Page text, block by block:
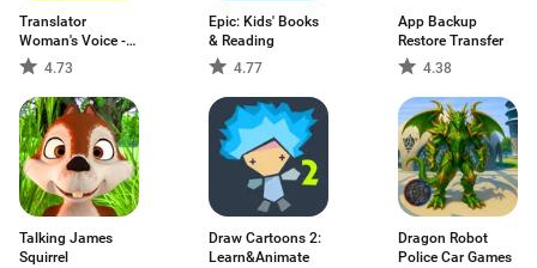
Translator
Woman's Voice -
TTS 4.73
Epic: Kids' Books
& Reading
4.77
App Backup
Restore Transfer
4.38
Talking James
Squirrel
Draw Cartoons 2:
Learn&Animate
Dragon Robot
Police Car Games